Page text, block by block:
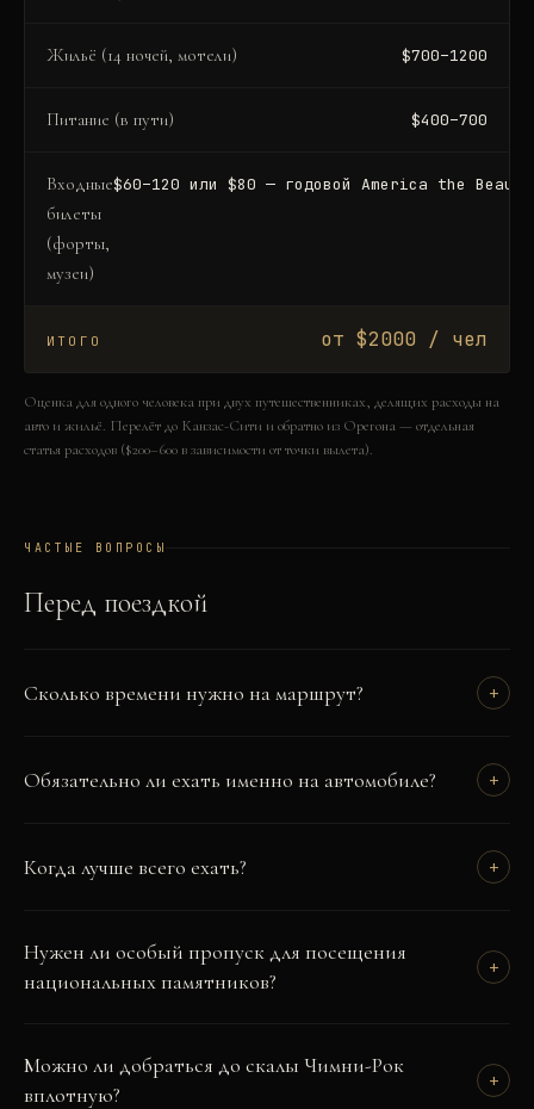
Жильё (14 ночей, мотели) $700–1200
Питание (в пути) $400–700
Входные
билеты
(форты,
музеи)
$60–120 или $80 — годовой America the
ИТОГО от $2000 / чел
Оценка для одного человека при двух путешественниках, делящих расходы на
авто и жильё. Перелёт до Канзас-Сити и обратно из Орегона — отдельная
статья расходов ($200–600 в зависимости от точки вылета).
ЧАСТЫЕ ВОПРОСЫ
Перед поездкой
Сколько времени нужно на маршрут? +
Обязательно ли ехать именно на автомобиле? +
Когда лучше всего ехать? +
Нужен ли особый пропуск для посещения
национальных памятников?
+
Можно ли добраться до скалы Чимни-Рок
вплотную?
+